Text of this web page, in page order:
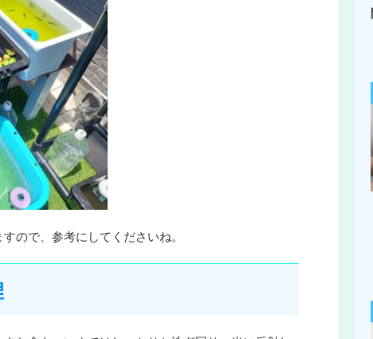
ので、参考にしてくださいね。